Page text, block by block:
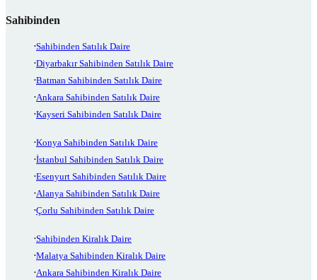
Sahibinden
Sahibinden Satılık Daire
Diyarbakır Sahibinden Satılık Daire
Batman Sahibinden Satılık Daire
Ankara Sahibinden Satılık Daire
Kayseri Sahibinden Satılık Daire
Konya Sahibinden Satılık Daire
İstanbul Sahibinden Satılık Daire
Esenyurt Sahibinden Satılık Daire
Alanya Sahibinden Satılık Daire
Çorlu Sahibinden Satılık Daire
Sahibinden Kiralık Daire
Malatya Sahibinden Kiralık Daire
Ankara Sahibinden Kiralık Daire